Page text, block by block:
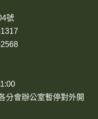
號
分會辦公室暫停對外開